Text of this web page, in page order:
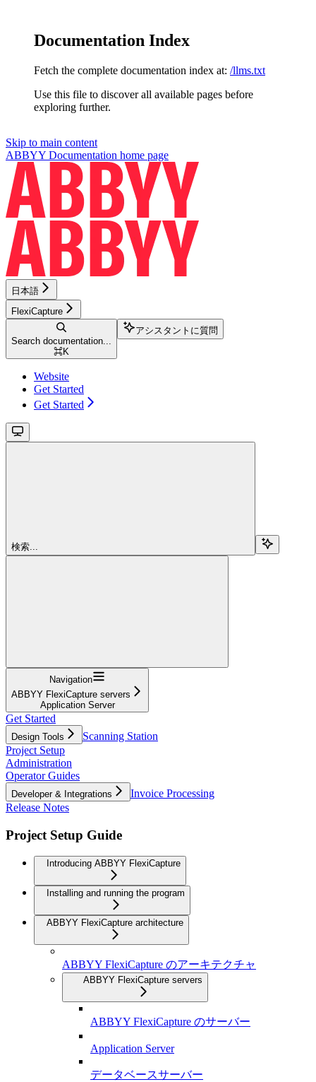
Documentation Index
Fetch the complete documentation index at: /llms.txt
Use this file to discover all available pages before
exploring further.
Skip to main content
ABBYY Documentation home page
日本語
FlexiCapture
Search documentation...
⌘K
アシスタントに質問
Website
Get Started
Get Started
検索...
Navigation
ABBYY FlexiCapture servers
Application Server
Get Started
Design Tools
Scanning Station
Project Setup
Administration
Operator Guides
Developer & Integrations
Invoice Processing
Release Notes
Project Setup Guide
Introducing ABBYY FlexiCapture
Installing and running the program
ABBYY FlexiCapture architecture
ABBYY FlexiCapture のアーキテクチャ
ABBYY FlexiCapture servers
ABBYY FlexiCapture のサーバー
Application Server
データベースサーバー